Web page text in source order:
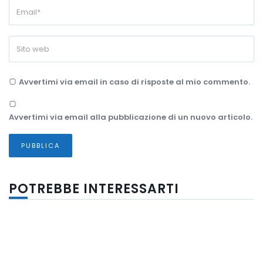
Avvertimi via email in caso di risposte al mio commento.
Avvertimi via email alla pubblicazione di un nuovo articolo.
POTREBBE INTERESSARTI